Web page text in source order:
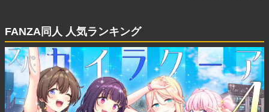
FANZA同人 人気ランキング